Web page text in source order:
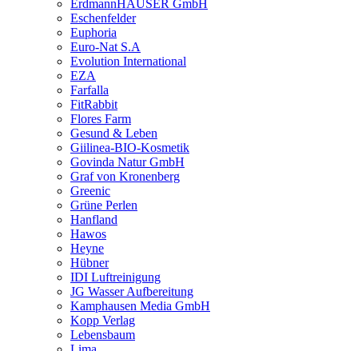
ErdmannHAUSER GmbH
Eschenfelder
Euphoria
Euro-Nat S.A
Evolution International
EZA
Farfalla
FitRabbit
Flores Farm
Gesund & Leben
Giilinea-BIO-Kosmetik
Govinda Natur GmbH
Graf von Kronenberg
Greenic
Grüne Perlen
Hanfland
Hawos
Heyne
Hübner
IDI Luftreinigung
JG Wasser Aufbereitung
Kamphausen Media GmbH
Kopp Verlag
Lebensbaum